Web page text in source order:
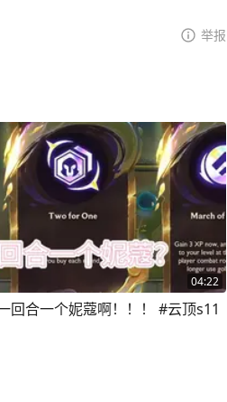
举报
04:22
回合一个妮蔻啊！！！ #云顶s11